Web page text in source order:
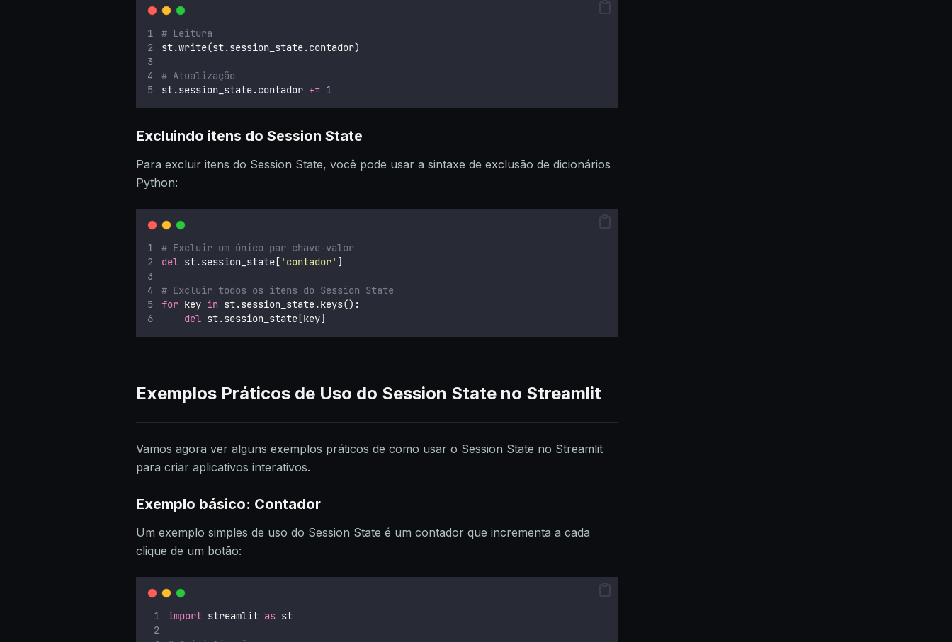
# Leitura
st.write(st.session_state.contador)
# Atualização
st.session_state.contador += 1
Excluindo itens do Session State
Para excluir itens do Session State, você pode usar a sintaxe de exclusão de dicionários
Python:
# Excluir um único par chave-valor
del st.session_state[ ' contador' ]
# Excluir todos os itens do Session State
for key in st.session_state.keys():
del st.session_state[key]
Exemplos Práticos de Uso do Session State no Streamlit
Vamos agora ver alguns exemplos práticos de como usar o Session State no Streamlit
para criar aplicativos interativos.
Exemplo básico: Contador
Um exemplo simples de uso do Session State é um contador que incrementa a cada
clique de um botão:
import streamlit as st